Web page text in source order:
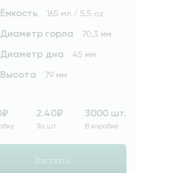
Ёмкость 165 мл / 5.5 oz
Диаметр горла 70,3 мм
Диаметр дна
Высота
7 200₽
За коробку
2.40₽ 3000 шт.
В коробке
Заказать